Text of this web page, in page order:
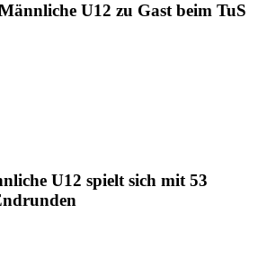
U12 zu Gast beim TuS
U12 spielt sich mit 53